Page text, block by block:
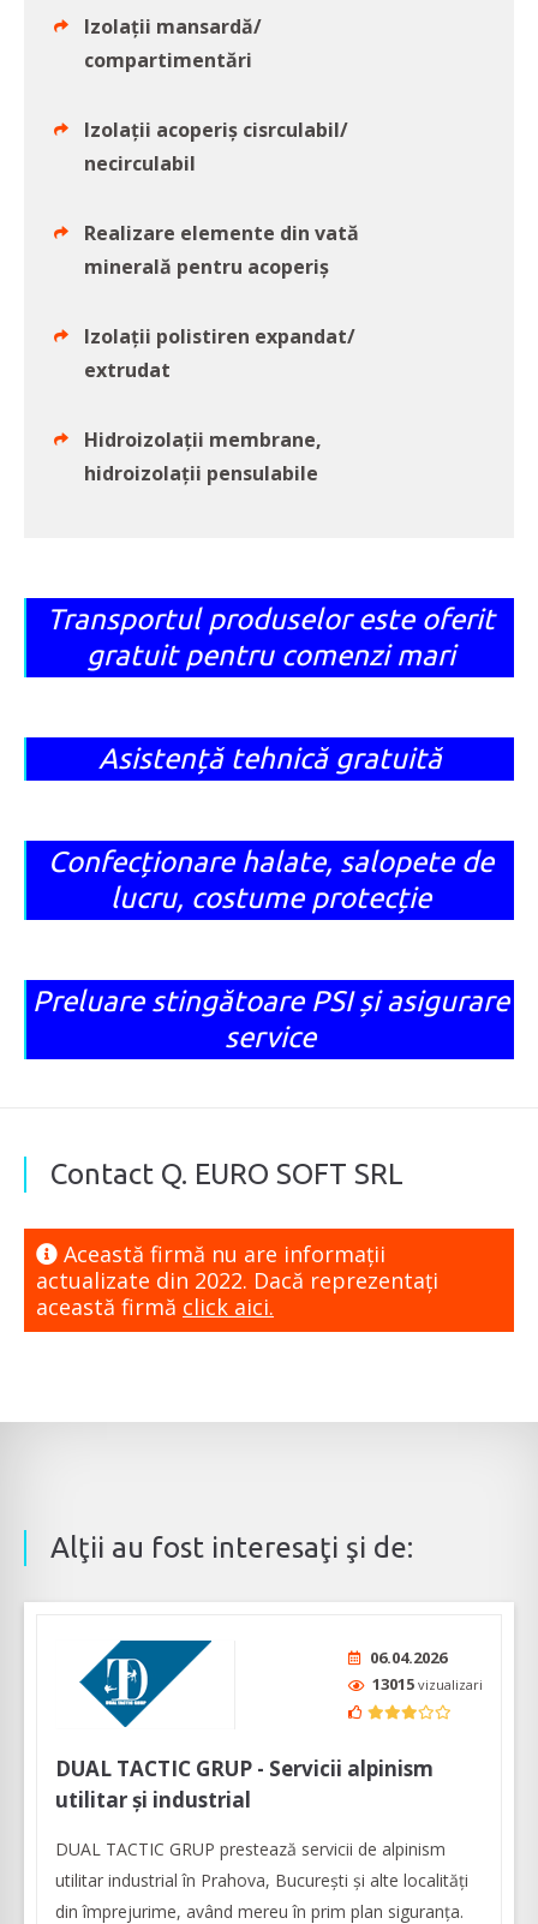
Izolații mansardă/
compartimentări
Izolații acoperiș cisrculabil/
necirculabil
Realizare elemente din vată
minerală pentru acoperiș
Izolații polistiren expandat/
extrudat
Hidroizolații membrane,
hidroizolații pensulabile
Transportul produselor este oferit
gratuit pentru comenzi mari
Asistență tehnică gratuită
Confecționare halate, salopete de
lucru, costume protecție
Preluare stingătoare PSI și asigurare
service
Contact Q. EURO SOFT SRL
Această firmă nu are informaţii
actualizate din 2022. Dacă reprezentaţi
această firmă click aici.
Alţii au fost interesaţi şi de:
06.04.2026
13015 vizualizari
DUAL TACTIC GRUP - Servicii alpinism
utilitar și industrial
DUAL TACTIC GRUP prestează servicii de alpinism
utilitar industrial în Prahova, București și alte localități
din împrejurime, având mereu în prim plan siguranţa.